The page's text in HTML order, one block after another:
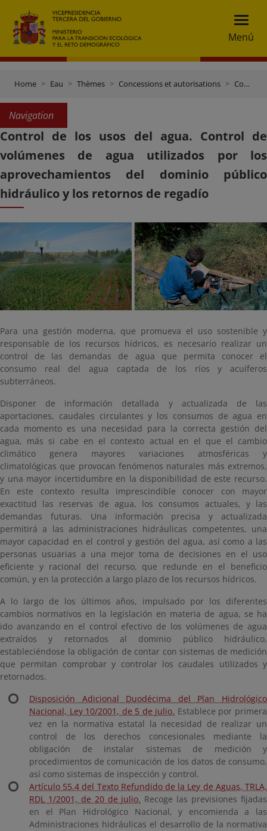
Menú
Home Eau Thèmes Concessions et autorisations Contrôle des volumes d’eau utilisés
Navigation
Control de los usos del agua. Control de
volúmenes de agua utilizados por los
aprovechamientos del dominio público
hidráulico y los retornos de regadío
Para una gestión moderna, que promueva el uso sostenible y
responsable de los recursos hídricos, es necesario realizar un
control de las demandas de agua que permita conocer el
consumo real del agua captada de los ríos y acuíferos
subterráneos.
Disponer de información detallada y actualizada de las
aportaciones, caudales circulantes y los consumos de agua en
cada momento es una necesidad para la correcta gestión del
agua, más si cabe en el contexto actual en el que el cambio
climático genera mayores variaciones atmosféricas y
climatológicas que provocan fenómenos naturales más extremos,
y una mayor incertidumbre en la disponibilidad de este recurso.
En este contexto resulta imprescindible conocer con mayor
exactitud las reservas de agua, los consumos actuales, y las
demandas futuras. Una información precisa y actualizada
permitirá a las administraciones hidráulicas competentes, una
mayor capacidad en el control y gestión del agua, así como a las
personas usuarias a una mejor toma de decisiones en el uso
eficiente y racional del recurso, que redunde en el beneficio
común, y en la protección a largo plazo de los recursos hídricos.
A lo largo de los últimos años, impulsado por los diferentes
cambios normativos en la legislación en materia de agua, se ha
ido avanzando en el control efectivo de los volúmenes de agua
extraídos y retornados al dominio público hidráulico,
estableciéndose la obligación de contar con sistemas de medición
que permitan comprobar y controlar los caudales utilizados y
retornados.
Disposición Adicional Duodécima del Plan Hidrológico
Nacional, Ley 10/2001, de 5 de julio. Establece por primera
vez en la normativa estatal la necesidad de realizar un
control de los derechos concesionales mediante la
obligación de instalar sistemas de medición y
procedimientos de comunicación de los datos de consumo,
así como sistemas de inspección y control.
Artículo 55.4 del Texto Refundido de la Ley de Aguas, TRLA,
RDL 1/2001, de 20 de julio. Recoge las previsiones fijadas
en el Plan Hidrológico Nacional, y encomienda a las
Administraciones hidráulicas el desarrollo de la normativa